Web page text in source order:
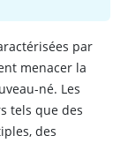
par
menacer la
né. Les
tels que des
des